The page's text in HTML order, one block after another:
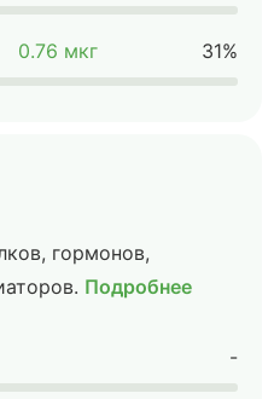
0.76 мкг 31%
гормонов,
Подробнее
-